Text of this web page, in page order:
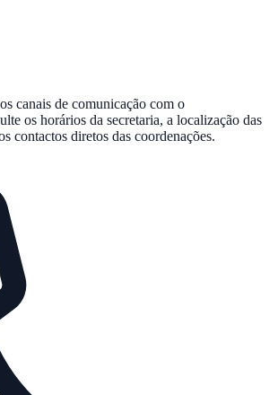
canais de comunicação com o
os horários da secretaria, a localização das
contactos diretos das coordenações.